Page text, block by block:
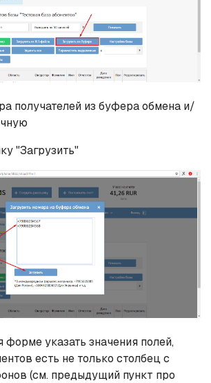
получателей из буфера обмена и/
"Загрузить"
указать значения полей,
есть не только столбец с
(см. предыдущий пункт про